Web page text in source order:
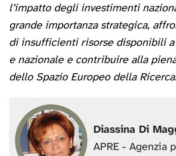
l’impatto degli investimenti
grande importanza strategica,
di insufficienti risorse disponibili
e nazionale e contribuire alla
dello Spazio Europeo della
Diassina Di
APRE - Agenzia